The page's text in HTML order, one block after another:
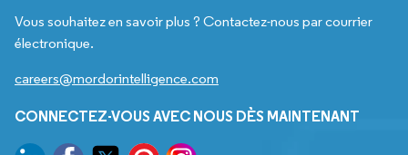
Vous souhaitez en savoir plus ? Contactez-nous par courrier
électronique.
careers@mordorintelligence.com
CONNECTEZ-VOUS AVEC NOUS DÈS MAINTENANT